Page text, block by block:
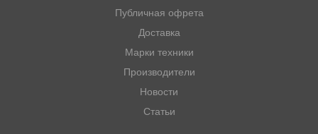
Публичная офрета
Доставка
Марки техники
Производители
Новости
Статьи